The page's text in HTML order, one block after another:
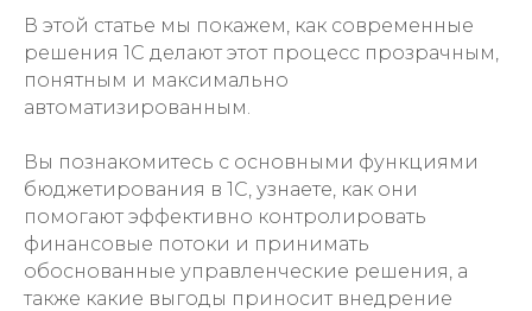
В этой статье мы покажем, как современные
решения 1С делают этот процесс прозрачным,
понятным и максимально
автоматизированным.
Вы познакомитесь с основными функциями
бюджетирования в 1С, узнаете, как они
помогают эффективно контролировать
финансовые потоки и принимать
обоснованные управленческие решения, а
также какие выгоды приносит внедрение